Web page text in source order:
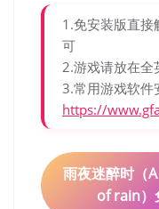
1.免安装版直接
可
2.游戏请放在全
3.常用游戏软件
https://
雨夜迷醉时（
of rain）